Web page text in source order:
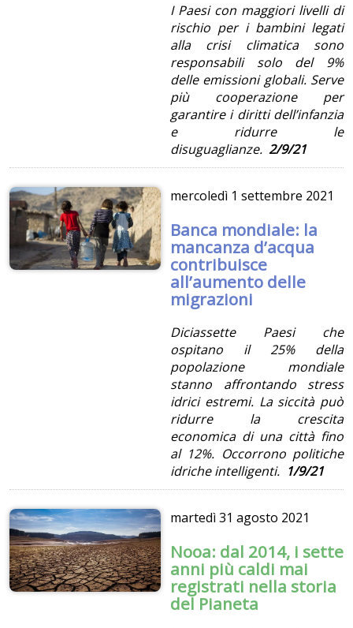
I Paesi con maggiori livelli di
rischio per i bambini legati
alla crisi climatica sono
responsabili solo del 9%
delle emissioni globali. Serve
più cooperazione per
garantire i diritti dell’infanzia
e ridurre le
disuguaglianze. 2/9/21
mercoledì 1 settembre 2021
Banca mondiale: la
mancanza d’acqua
contribuisce
all’aumento delle
migrazioni
Diciassette Paesi che
ospitano il 25% della
popolazione mondiale
stanno affrontando stress
idrici estremi. La siccità può
ridurre la crescita
economica di una città fino
al 12%. Occorrono politiche
idriche intelligenti. 1/9/21
martedì31 agosto 2021
Nooa: dal 2014, i sette
anni più caldi mai
registrati nella storia
del Pianeta